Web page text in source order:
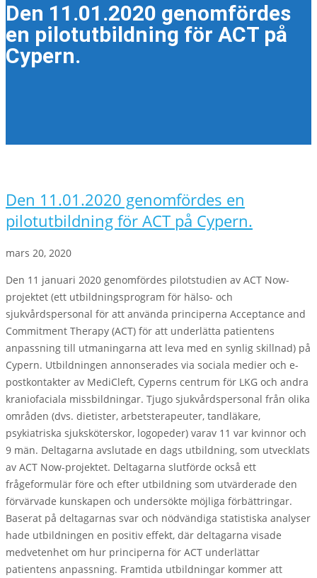
Den 11.01.2020 genomfördes
en pilotutbildning för ACT på
Cypern.
Den 11.01.2020 genomfördes en
pilotutbildning för ACT på Cypern.
mars 20, 2020
Den 11 januari 2020 genomfördes pilotstudien av ACT Now-
projektet (ett utbildningsprogram för hälso- och
sjukvårdspersonal för att använda principerna Acceptance and
Commitment Therapy (ACT) för att underlätta patientens
anpassning till utmaningarna att leva med en synlig skillnad) på
Cypern. Utbildningen annonserades via sociala medier och e-
postkontakter av MediCleft, Cyperns centrum för LKG och andra
kraniofaciala missbildningar. Tjugo sjukvårdspersonal från olika
områden (dvs. dietister, arbetsterapeuter, tandläkare,
psykiatriska sjuksköterskor, logopeder) varav 11 var kvinnor och
9 män. Deltagarna avslutade en dags utbildning, som utvecklats
av ACT Now-projektet. Deltagarna slutförde också ett
frågeformulär före och efter utbildning som utvärderade den
förvärvade kunskapen och undersökte möjliga förbättringar.
Baserat på deltagarnas svar och nödvändiga statistiska analyser
hade utbildningen en positiv effekt, där deltagarna visade
medvetenhet om hur principerna för ACT underlättar
patientens anpassning. Framtida utbildningar kommer att